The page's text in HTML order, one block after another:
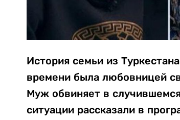
История семьи из
времени была любовницей
Муж обвиняет в
ситуации рассказали в